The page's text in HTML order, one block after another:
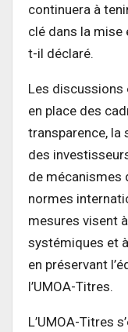
continuera à
clé dans la mise
t-il déclaré.
Les discussions
en place des
transparence, la
des
de mécanismes
normes
mesures visent
systémiques et
en préservant
l’UMOA-Titres.
L’UMOA-Titres